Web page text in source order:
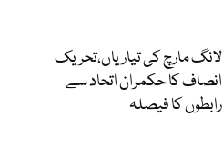
لانگ مارچ کی تیاریاں،تحریک
انصاف کا حکمران اتحاد سے
رابطوں کا فیصلہ